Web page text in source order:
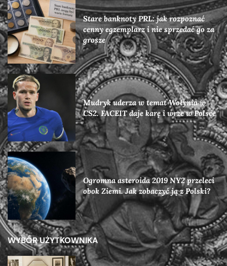
Stare banknoty PRL: jak rozpoznać
cenny egzemplarz i nie sprzedać go za
grosze
Mudryk uderza w temat Wołynia w
CS2. FACEIT daje karę i wrze w Polsce
Ogromna asteroida 2019 NY2 przeleci
obok Ziemi. Jak zobaczyć ją z Polski?
WYBÓR UŻYTKOWNIKA